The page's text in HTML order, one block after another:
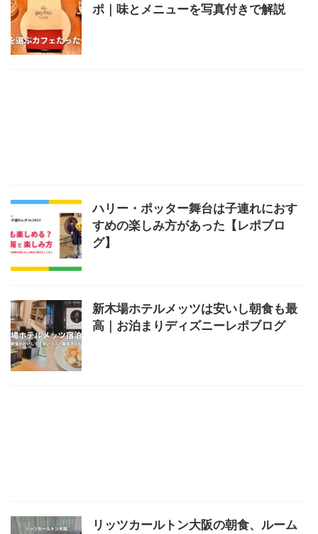
ポ｜味とメニューを写真付きで解説
ハリー・ポッター舞台は子連れにおす
すめの楽しみ方があった【レポブロ
グ】
新木場ホテルメッツは安いし朝食も最
高｜お泊まりディズニーレポブログ
リッツカールトン大阪の朝食、ルーム